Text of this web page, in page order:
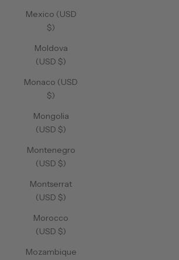
Mexico (USD
$)
Moldova
(USD $)
Monaco (USD
$)
Mongolia
(USD $)
Montenegro
(USD $)
Montserrat
(USD $)
Morocco
(USD $)
Mozambique